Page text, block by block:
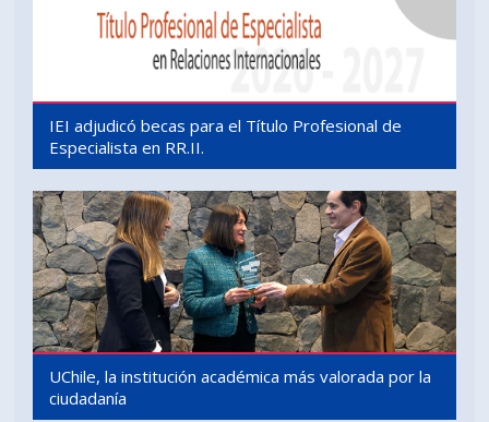
IEI adjudicó becas para el Título Profesional de
Especialista en RR.II.
UChile, la institución académica más valorada por la
ciudadanía